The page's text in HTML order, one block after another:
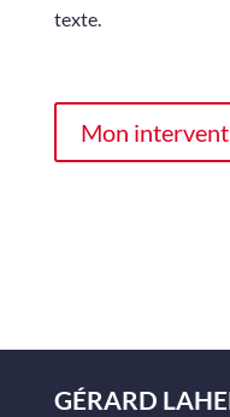
texte.
Mon
GÉRARD